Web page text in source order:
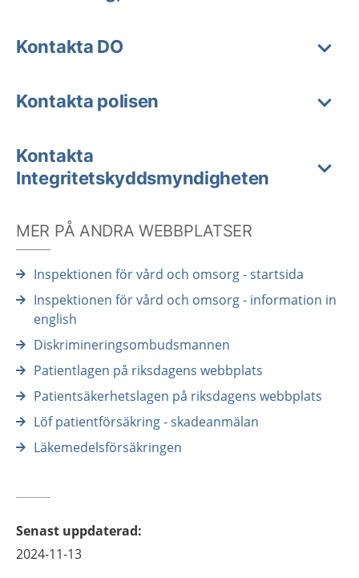
Kontakta DO
Kontakta polisen
Kontakta
Integritetskyddsmyndigheten
MER PÅ ANDRA WEBBPLATSER
Inspektionen för vård och omsorg - startsida
Inspektionen för vård och omsorg - information in
english
Diskrimineringsombudsmannen
Patientlagen på riksdagens webbplats
Patientsäkerhetslagen på riksdagens webbplats
Löf patientförsäkring - skadeanmälan
Läkemedelsförsäkringen
Senast uppdaterad:
2024-11-13